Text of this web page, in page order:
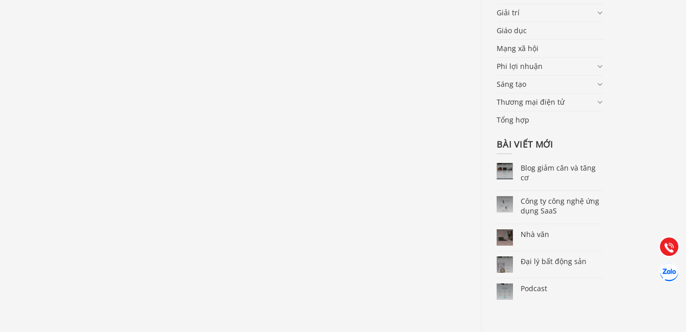
Giải trí
Giáo dục
Mạng xã hội
Phi lợi nhuận
Sáng tạo
Thương mại điện tử
Tổng hợp
BÀI VIẾT MỚI
Blog giảm cân và tăng
cơ
Công ty công nghệ ứng
dụng SaaS
Nhà văn
Đại lý bất động sản
Podcast
Gọi cho
(028) 22.166.144
Chát